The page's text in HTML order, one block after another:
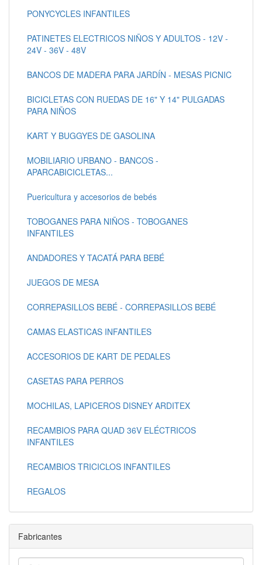
PONYCYCLES INFANTILES
PATINETES ELECTRICOS NIÑOS Y ADULTOS - 12V -
24V - 36V - 48V
BANCOS DE MADERA PARA JARDÍN - MESAS PICNIC
BICICLETAS CON RUEDAS DE 16" Y 14" PULGADAS
PARA NIÑOS
KART Y BUGGYES DE GASOLINA
MOBILIARIO URBANO - BANCOS -
APARCABICICLETAS...
Puericultura y accesorios de bebés
TOBOGANES PARA NIÑOS - TOBOGANES
INFANTILES
ANDADORES Y TACATÁ PARA BEBÉ
JUEGOS DE MESA
CORREPASILLOS BEBÉ - CORREPASILLOS BEBÉ
CAMAS ELASTICAS INFANTILES
ACCESORIOS DE KART DE PEDALES
CASETAS PARA PERROS
MOCHILAS, LAPICEROS DISNEY ARDITEX
RECAMBIOS PARA QUAD 36V ELÉCTRICOS
INFANTILES
RECAMBIOS TRICICLOS INFANTILES
REGALOS
Fabricantes